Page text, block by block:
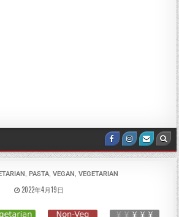
PASTA, VEGAN VEGETARIAN
2022年4月19日